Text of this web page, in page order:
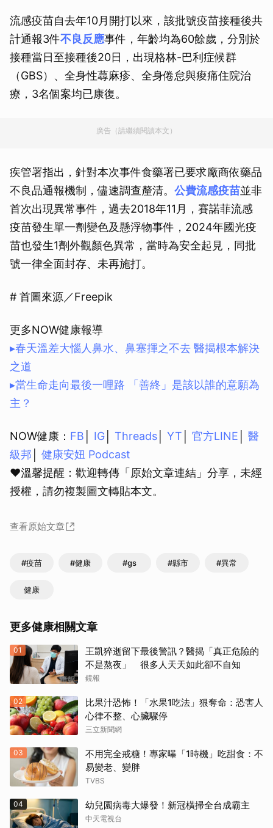
流感疫苗自去年10月開打以來，該批號疫苗接種後共
計通報3件不良反應事件，年齡均為60餘歲，分別於
接種當日至接種後20日，出現格林-巴利症候群
（GBS）、全身性蕁麻疹、全身倦怠與痠痛住院治
療，3名個案均已康復。
廣告（請繼續閱讀本文）
疾管署指出，針對本次事件食藥署已要求廠商依藥品
不良品通報機制，儘速調查釐清。 公費流感疫苗並非
首次出現異常事件，過去2018年11月，賽諾菲流感
疫苗發生單一劑變色及懸浮物事件，2024年國光疫
苗也發生1劑外觀顏色異常，當時為安全起見，同批
號一律全面封存、未再施打。
# 首圖來源／Freepik
更多NOW健康報導
▸春天溫差大惱人鼻水、鼻塞揮之不去 醫揭根本解決
之道
▸當生命走向最後一哩路 「善終」是該以誰的意願為
主？
NOW健康： FB IG Threads YT 官方LINE
醫
級邦
健康安妞 Podcast
❤溫馨提醒：歡迎轉傳「原始文章連結」分享，未經
授權，請勿複製圖文轉貼本文。
查看原始文章
#疫苗 #健康 #gs #縣市 #異常
健康
更多健康相關文章
01
王凱猝逝留下最後警訊？醫揭「真正危險的
不是熬夜」 很多人天天如此卻不自知
鏡報
02
比果汁恐怖！「水果1吃法」狠奪命：恐害人
心律不整、心臟驟停
三立新聞網
03
不用完全戒糖！專家曝「1時機」吃甜食：不
易變老、變胖
TVBS
04 幼兒園病毒大爆發！新冠橫掃全台成霸主
中天電視台